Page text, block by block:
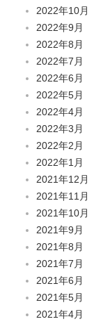
2022年10月
2022年9月
2022年8月
2022年7月
2022年6月
2022年5月
2022年4月
2022年3月
2022年2月
2022年1月
2021年12月
2021年11月
2021年10月
2021年9月
2021年8月
2021年7月
2021年6月
2021年5月
2021年4月